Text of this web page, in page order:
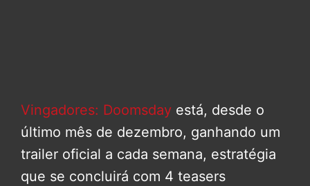
Vingadores: Doomsday está, desde o
último mês de dezembro, ganhando um
trailer oficial a cada semana, estratégia
que se concluirá com 4 teasers